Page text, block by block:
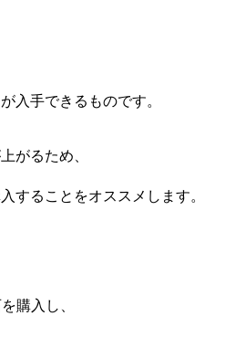
入手できるものです。
がるため、
することをオススメします。
購入し、